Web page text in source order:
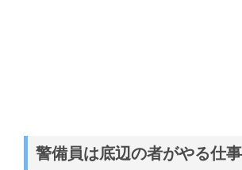
警備員は底辺の者がやる仕事